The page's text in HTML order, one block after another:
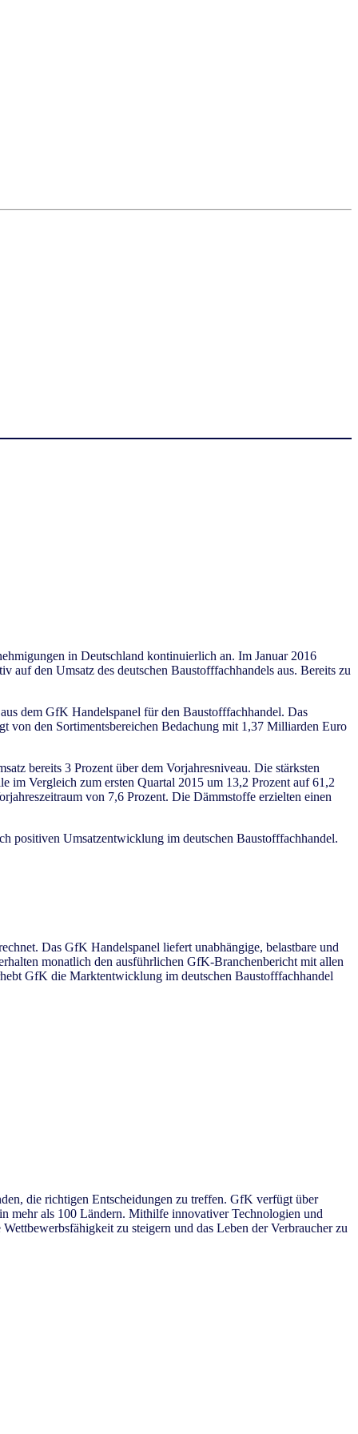
in Deutschland kontinuierlich an. Im Januar 2016
auf den Umsatz des deutschen Baustofffachhandels aus. Bereits zu
dem GfK Handelspanel für den Baustofffachhandel. Das
von den Sortimentsbereichen Bedachung mit 1,37 Milliarden Euro
bereits 3 Prozent über dem Vorjahresniveau. Die stärksten
im Vergleich zum ersten Quartal 2015 um 13,2 Prozent auf 61,2
von 7,6 Prozent. Die Dämmstoffe erzielten einen
positiven Umsatzentwicklung im deutschen Baustofffachhandel.
Das GfK Handelspanel liefert unabhängige, belastbare und
monatlich den ausführlichen GfK-Branchenbericht mit allen
GfK die Marktentwicklung im deutschen Baustofffachhandel
die richtigen Entscheidungen zu treffen. GfK verfügt über
mehr als 100 Ländern. Mithilfe innovativer Technologien und
zu steigern und das Leben der Verbraucher zu